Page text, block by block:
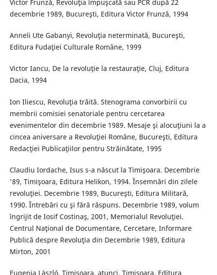
Victor Frunză, Revoluţia împuşcată sau PCR după 22
decembrie 1989, Bucureşti, Editura Victor Frunză, 1994
Anneli Ute Gabanyi, Revoluţia neterminată, Bucureşti,
Editura Fudaţiei Culturale Române, 1999
Victor Iancu, De la revoluţie la restauraţie, Cluj, Editura
Dacia, 1994
Ion Iliescu, Revoluţia trăită. Stenograma convorbirii cu
membrii comisiei senatoriale pentru cercetarea
evenimentelor din decembrie 1989. Mesaje şi alocuţiuni la a
cincea aniversare a Revoluţiei Române, Bucureşti, Editura
Redacţiei Publicaţiilor pentru Străinătate, 1995
Claudiu Iordache, Isus s-a născut la Timişoara. Decembrie
'89, Timişoara, Editura Helikon, 1994. Însemnări din zilele
revoluţiei. Decembrie 1989, Bucureşti, Editura Militară,
1990. Întrebări cu şi fără răspuns. Decembrie 1989, volum
îngrijit de Iosif Costinaş, 2001, Memorialul Revoluţiei.
Centrul Naţional de Documentare, Cercetare, Informare
Publică despre Revoluţia din Decembrie 1989, Editura
Mirton, 2001
Eugenia László, Timişoara, atunci, Timişoara, Editura